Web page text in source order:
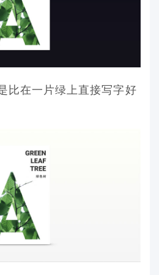
比在一片绿上直接写字好